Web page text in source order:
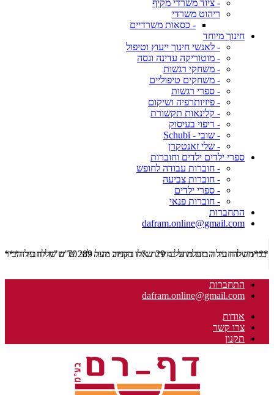
- ציוד משרדי מקיף
ריהוט משרדי
- כסאות משרדיים
חינוך מיוחד
- לאנשי חינוך ייעוץ וטיפול
- מוטוריקה עדינה וגסה
- משחקי רגשות
- משחקים טיפוליים
- ספרי רגשות
- פיזיותרפיה ושיקום
- קלינאות תקשורת
- ריפוי בעיסוק
- שובי - Schubi
- שלי זאנטקרן
ספרי ילדים ילדים וחוברות
- חוברות עבודה לחופש
- חוברות צביעה
- ספרי ילדים
- חוברות פנאי
התחברות
dafram.online@gmail.com
***משלוח עד הבית מוזל ב- 29 ש"ח בקניה מעל 289 ש"ח שליח עד הבית ***
התחברות
dafram.online@gmail.com
אודות
צרו קשר
תקנון